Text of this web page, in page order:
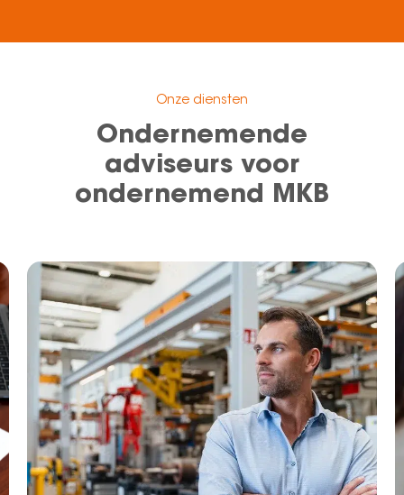
Onze diensten
Ondernemende
adviseurs voor
ondernemend MKB